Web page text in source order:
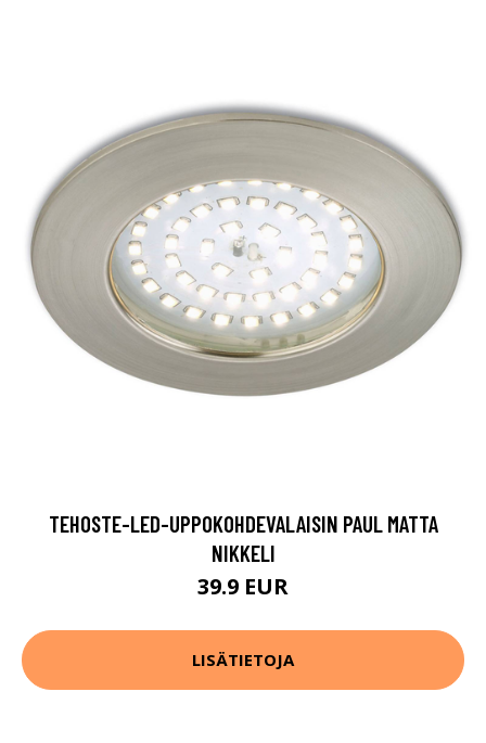
TEHOSTE-LED-UPPOKOHDEVALAISIN PAUL MATTA
NIKKELI
39.9 EUR
LISÄTIETOJA